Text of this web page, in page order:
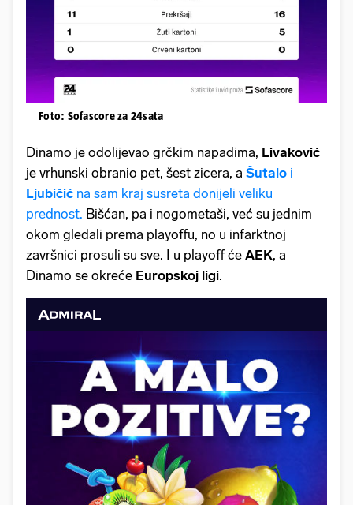
Foto: Sofascore za 24sata
Dinamo je odolijevao grčkim napadima, Livaković
je vrhunski obranio pet, šest zicera, a Šutalo i
Ljubičić na sam kraj susreta donijeli veliku
prednost. Bišćan, pa i nogometaši, već su jednim
okom gledali prema playoffu, no u infarktnoj
završnici prosuli su sve. I u playoff će AEK, a
Dinamo se okreće Europskoj ligi.